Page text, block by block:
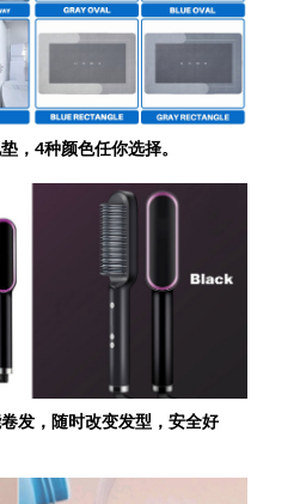
，4种颜色任你选择。
发，随时改变发型，安全好